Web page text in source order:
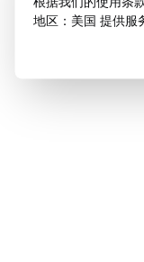
地区：美国 提供服